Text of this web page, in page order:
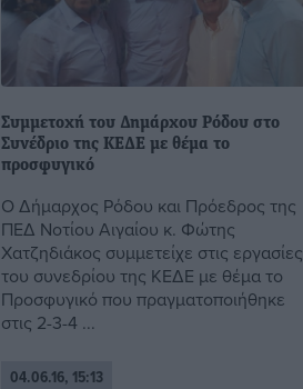
Συμμετοχή του Δημάρχου Ρόδου στο
Συνέδριο της ΚΕΔΕ με θέμα το
προσφυγικό
Ο Δήμαρχος Ρόδου και Πρόεδρος της
ΠΕΔ Νοτίου Αιγαίου κ. Φώτης
Χατζηδιάκος συμμετείχε στις εργασίες
του συνεδρίου της ΚΕΔΕ με θέμα το
Προσφυγικό που πραγματοποιήθηκε
στις 2-3-4 ...
04.06.16, 15:13